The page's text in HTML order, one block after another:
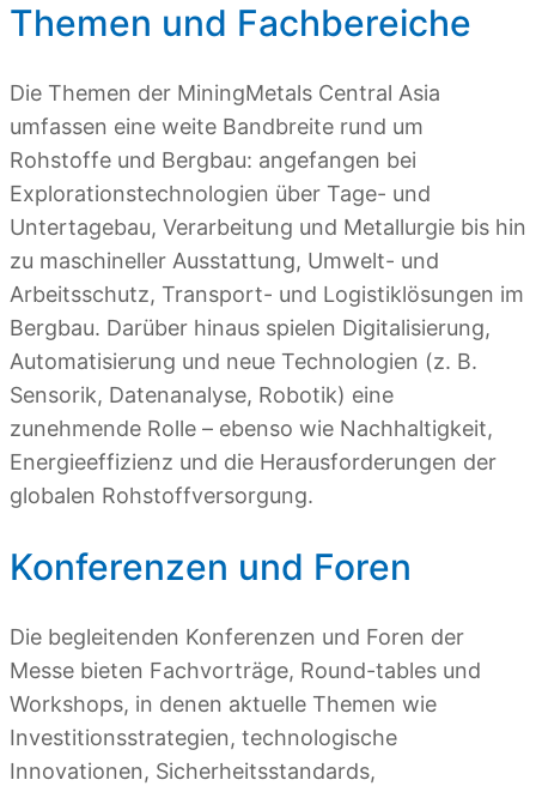
Themen und Fachbereiche
Die Themen der MiningMetals Central Asia
umfassen eine weite Bandbreite rund um
Rohstoffe und Bergbau: angefangen bei
Explorationstechnologien über Tage- und
Untertagebau, Verarbeitung und Metallurgie bis hin
zu maschineller Ausstattung, Umwelt- und
Arbeitsschutz, Transport- und Logistiklösungen im
Bergbau. Darüber hinaus spielen Digitalisierung,
Automatisierung und neue Technologien (z. B.
Sensorik, Datenanalyse, Robotik) eine
zunehmende Rolle – ebenso wie Nachhaltigkeit,
Energieeffizienz und die Heraus­forderungen der
globalen Rohstoffversorgung.
Konferenzen und Foren
Die begleitenden Konferenzen und Foren der
Messe bieten Fachvorträge, Round-tables und
Workshops, in denen aktuelle Themen wie
Investitionsstrategien, technologische
Innovationen, Sicherheitsstandards,